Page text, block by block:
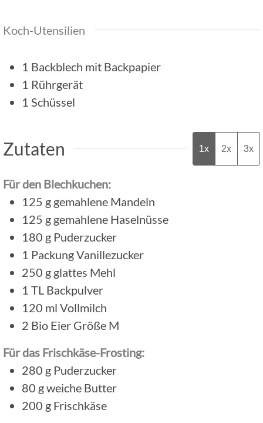
Koch-Utensilien
1 Backblech mit Backpapier
1 Rührgerät
1 Schüssel
Zutaten 1x 2x 3x
Für den Blechkuchen:
125 g gemahlene Mandeln
125 g gemahlene Haselnüsse
180 g Puderzucker
1 PackungVanillezucker
250 g glattes Mehl
1 TL Backpulver
120 ml Vollmilch
2 Bio Eier Größe M
Für das Frischkäse-Frosting:
280 g Puderzucker
80 gweiche Butter
200 g Frischkäse